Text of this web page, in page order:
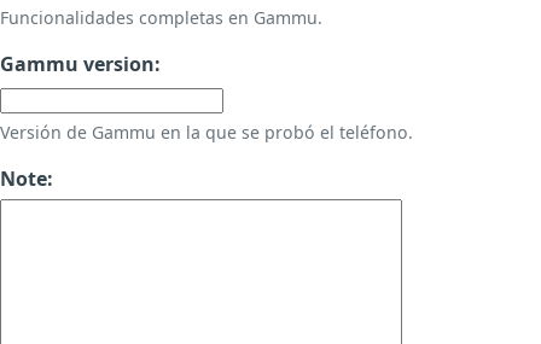
Funcionalidades completas en Gammu.
Gammu version:
Versión de Gammu en la que se probó el teléfono.
Note: